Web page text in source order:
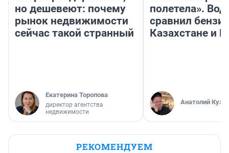
но дешевеют: почему
рынок недвижимости
сейчас такой странный
Екатерина Торопова
директор агентства
недвижимости
полетела».
сравнил
Казахстане и
Анатолий
РЕКОМЕНДУЕМ